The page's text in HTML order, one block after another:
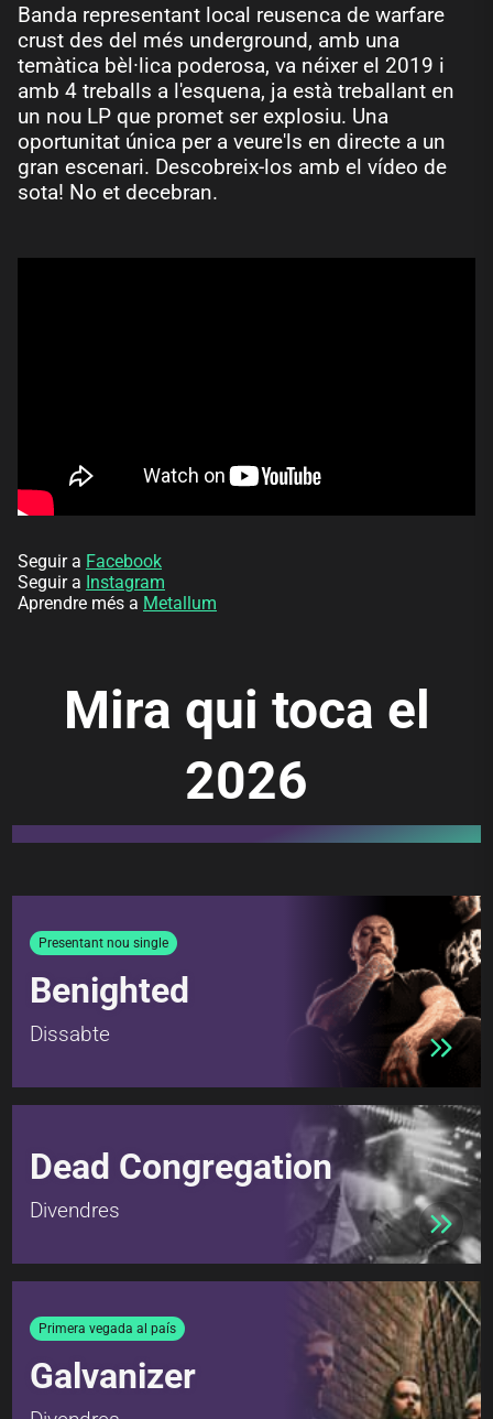
Banda representant local reusenca de warfare
crust des del més underground, amb una
temàtica bèl·lica poderosa, va néixer el 2019 i
amb 4 treballs a l'esquena, ja està treballant en
un nou LP que promet ser explosiu. Una
oportunitat única per a veure'ls en directe a un
gran escenari. Descobreix-los amb el vídeo de
sota! No et decebran.
Seguir a Facebook
Seguir a Instagram
Aprendre més a Metallum
Mira qui toca el
2026
Presentant nou single
Benighted
Dissabte
Dead Congregation
Divendres
Primera vegada al país
Galvanizer